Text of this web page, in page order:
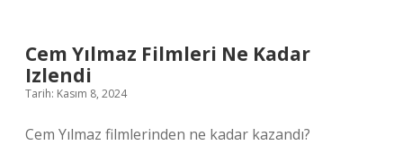
Cem Yılmaz Filmleri Ne Kadar
Izlendi
Tarih: Kasım 8, 2024
Cem Yılmaz filmlerinden ne kadar kazandı?